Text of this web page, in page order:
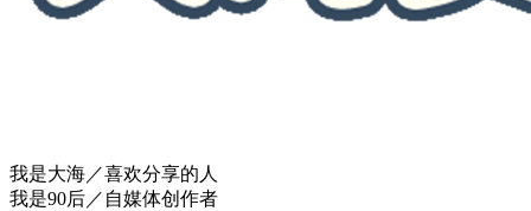
我是大海／喜欢分享的人
我是90后／自媒体创作者